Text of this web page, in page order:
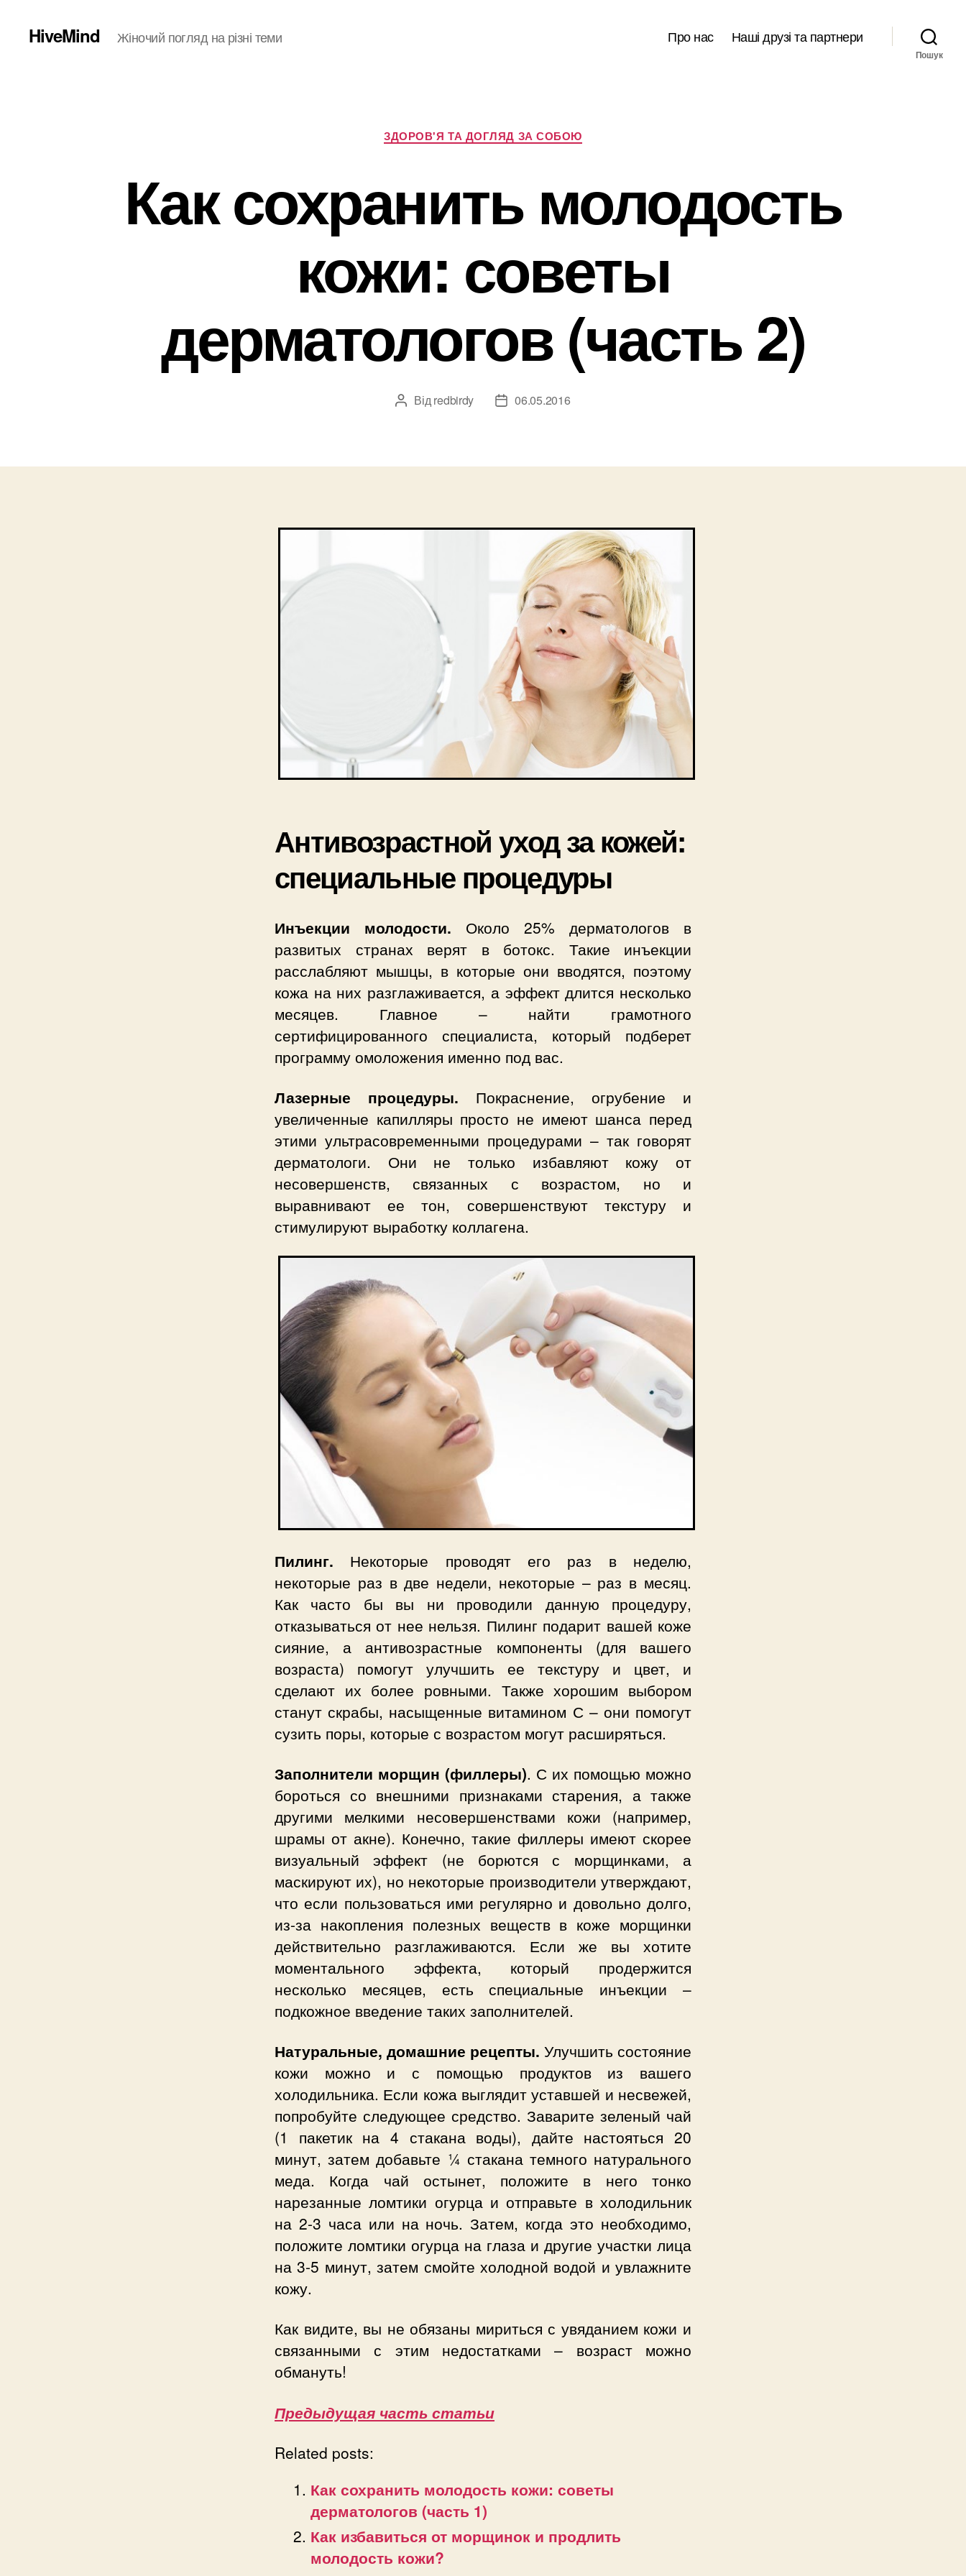
HiveMind Жіночий погляд на різні теми Про нас Наші друзі та партнери
Пошук
Категорії
ЗДОРОВ'Я ТА ДОГЛЯД ЗА СОБОЮ
Как сохранить молодость
кожи: советы
дерматологов (часть 2)
Автор
Від redbirdy
Дата06.05.2016
Антивозрастной уход за кожей:
специальные процедуры
Инъекции молодости. Около 25% дерматологов в
развитых странах верят в ботокс. Такие инъекции
расслабляют мышцы, в которые они вводятся, поэтому
кожа на них разглаживается, а эффект длится несколько
месяцев. Главное – найти грамотного
сертифицированного специалиста, который подберет
программу омоложения именно под вас.
Лазерные процедуры. Покраснение, огрубение и
увеличенные капилляры просто не имеют шанса перед
этими ультрасовременными процедурами – так говорят
дерматологи. Они не только избавляют кожу от
несовершенств, связанных с возрастом, но и
выравнивают ее тон, совершенствуют текстуру и
стимулируют выработку коллагена.
Пилинг. Некоторые проводят его раз в неделю,
некоторые раз в две недели, некоторые – раз в месяц.
Как часто бы вы ни проводили данную процедуру,
отказываться от нее нельзя. Пилинг подарит вашей коже
сияние, а антивозрастные компоненты (для вашего
возраста) помогут улучшить ее текстуру и цвет, и
сделают их более ровными. Также хорошим выбором
станут скрабы, насыщенные витамином С – они помогут
сузить поры, которые с возрастом могут расширяться.
Заполнители морщин (филлеры). С их помощью можно
бороться со внешними признаками старения, а также
другими мелкими несовершенствами кожи (например,
шрамы от акне). Конечно, такие филлеры имеют скорее
визуальный эффект (не борются с морщинками, а
маскируют их), но некоторые производители утверждают,
что если пользоваться ими регулярно и довольно долго,
из-за накопления полезных веществ в коже морщинки
действительно разглаживаются. Если же вы хотите
моментального эффекта, который продержится
несколько месяцев, есть специальные инъекции –
подкожное введение таких заполнителей.
Натуральные, домашние рецепты. Улучшить состояние
кожи можно и с помощью продуктов из вашего
холодильника. Если кожа выглядит уставшей и несвежей,
попробуйте следующее средство. Заварите зеленый чай
(1 пакетик на 4 стакана воды), дайте настояться 20
минут, затем добавьте ¼ стакана темного натурального
меда. Когда чай остынет, положите в него тонко
нарезанные ломтики огурца и отправьте в холодильник
на 2-3 часа или на ночь. Затем, когда это необходимо,
положите ломтики огурца на глаза и другие участки лица
на 3-5 минут, затем смойте холодной водой и увлажните
кожу.
Как видите, вы не обязаны мириться с увяданием кожи и
связанными с этим недостатками – возраст можно
обмануть!
Предыдущая часть статьи
Related posts:
Как сохранить молодость кожи: советы
дерматологов (часть 1)
Как избавиться от морщинок и продлить
молодость кожи?